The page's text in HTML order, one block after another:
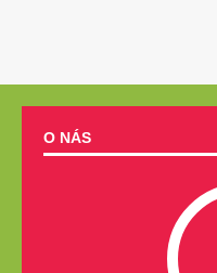
O NÁS